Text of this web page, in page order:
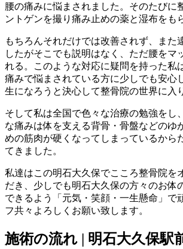
腰の痛みに悩まされました。そのたびに
ントゲンを撮り痛み止めの薬と湿布をも
もちろんそれだけでは改善されず、また
したがそこでも説明はなく、ただ腰をマ
れる。このような対応に疑問を持った私
痛みで悩まされている方に少しでも安心
生になろうと決心して整骨院の世界に入
そして私は全国で色々な治療の勉強をし
な痛みは体を支える背骨・骨盤などのゆ
めの筋肉が硬くなってしまっているから
てきました。
私達はこの明石大久保でこころ整骨院を
だき、少しでも明石大久保の方々のお体
できるよう「元気・笑顔・一生懸命」で
フ共々よろしくお願い致します。
施術の流れ | 明石大久保駅